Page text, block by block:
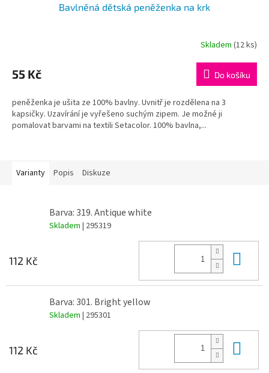
Bavlněná dětská peněženka na krk
Skladem (12 ks)
55 Kč Do košíku
peněženka je ušita ze 100% bavlny. Uvnitř je rozdělena na 3
kapsičky. Uzavírání je vyřešeno suchým zipem. Je možné ji
pomalovat barvami na textili Setacolor. 100% bavlna,...
Varianty Popis Diskuze
Barva: 319. Antique white
Skladem | 295319
112 Kč
Barva: 301. Bright yellow
Skladem | 295301
112 Kč